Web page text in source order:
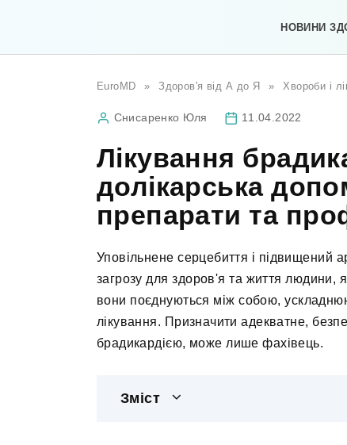
НОВИНИ
EuroMD » Здоров'я від А до Я » Хвороби і
Снисаренко Юля 11.04.2022
Лікування
долікарська
препарати та
Уповільнене серцебиття і підвищений
загрозу для здоров'я та життя людини,
вони поєднуються між собою,
лікування. Призначити адекватне,
брадикардією, може лише фахівець.
Зміст